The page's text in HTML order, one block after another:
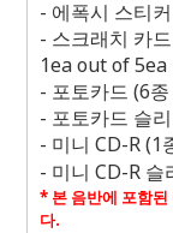
- 에폭시 스티커
- 스크래치 카드
1ea out of 5ea
- 포토카드 (6종
- 포토카드 슬
- 미니 CD-R (1
- 미니 CD-R 슬
* 본 음반에 포함
다.